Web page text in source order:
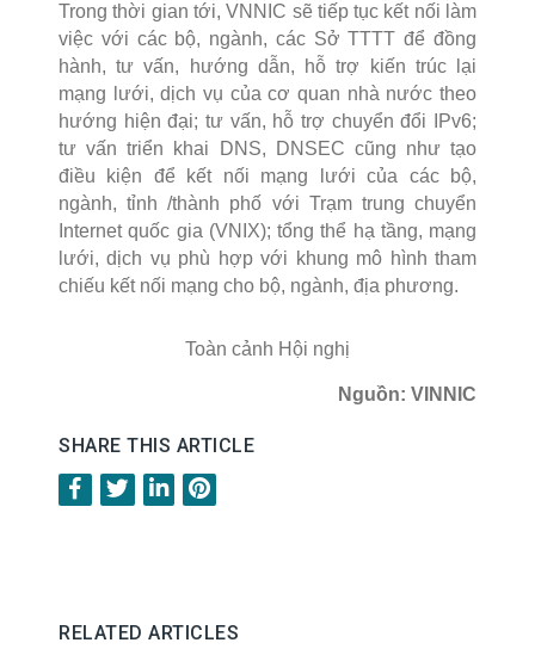
Trong thời gian tới, VNNIC sẽ tiếp tục kết nối làm
việc với các bộ, ngành, các Sở TTTT để đồng
hành, tư vấn, hướng dẫn, hỗ trợ kiến trúc lại
mạng lưới, dịch vụ của cơ quan nhà nước theo
hướng hiện đại; tư vấn, hỗ trợ chuyển đổi IPv6;
tư vấn triển khai DNS, DNSEC cũng như tạo
điều kiện để kết nối mạng lưới của các bộ,
ngành, tỉnh /thành phố với Trạm trung chuyển
Internet quốc gia (VNIX); tổng thể hạ tầng, mạng
lưới, dịch vụ phù hợp với khung mô hình tham
chiếu kết nối mạng cho bộ, ngành, địa phương.
Toàn cảnh Hội nghị
Nguồn: VINNIC
SHARE THIS ARTICLE
RELATED ARTICLES